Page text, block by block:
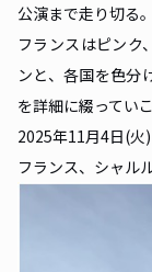
公演まで走り切る。
フランスはピンク
ンと、各国を色分
を詳細に綴ってい
2025年11月4日(火
フランス、シャル